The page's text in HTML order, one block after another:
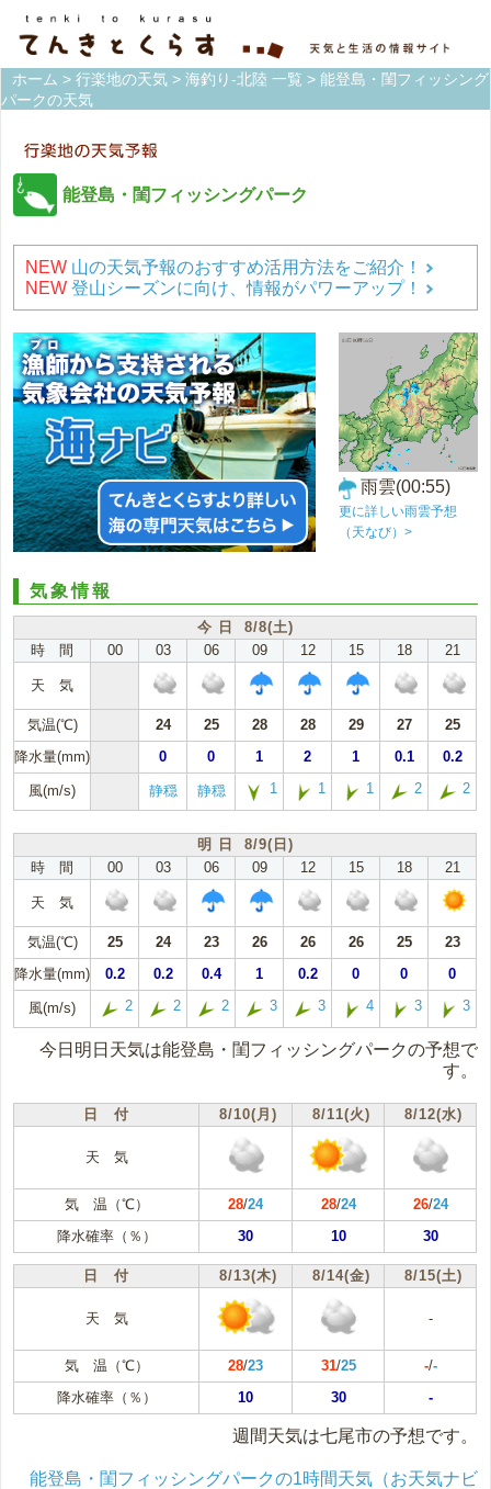
ホーム > 行楽地の天気 > 海釣り-北陸 一覧 > 能登島・閨フィッシング
パークの天気
能登島・閨フィッシングパーク
NEW 山の天気予報のおすすめ活用方法をご紹介！
NEW 登山シーズンに向け、情報がパワーアップ！
雨雲(00:55)
更に詳しい雨雲予想
（天なび）>
気象情報
今 日 8/8(土)
時 間
00 03 06 09 12 15 18 21
天 気
気温(℃) 24 25 28 28 29 27
25
降水量(mm)
0 0 1 2 1 0.1 0.2
風(m/s) 静穏 静穏 1 1 1 2 2
明 日 8/9(日)
時 間
00 03 06 09 12 15 18 21
天 気
気温(℃) 25 24 23 26 26 26 25
23
降水量(mm)
0.2 0.2 0.4 1 0.2 0 0 0
風(m/s) 2 2 2 3 3 4 3 3
今日明日天気は能登島・閨フィッシングパークの予想で
す。
日 付 8/10(月) 8/11(火) 8/12(水)
天 気
気 温（℃） 28/24 28/24 26/24
降水確率（％）
30 10 30
日 付 8/13(木) 8/14(金) 8/15(土)
天 気 -
気 温（℃） 28/23 31/25 -/-
降水確率（％）
10 30 -
週間天気は七尾市の予想です。
能登島・閨フィッシングパークの1時間天気（お天気ナビ